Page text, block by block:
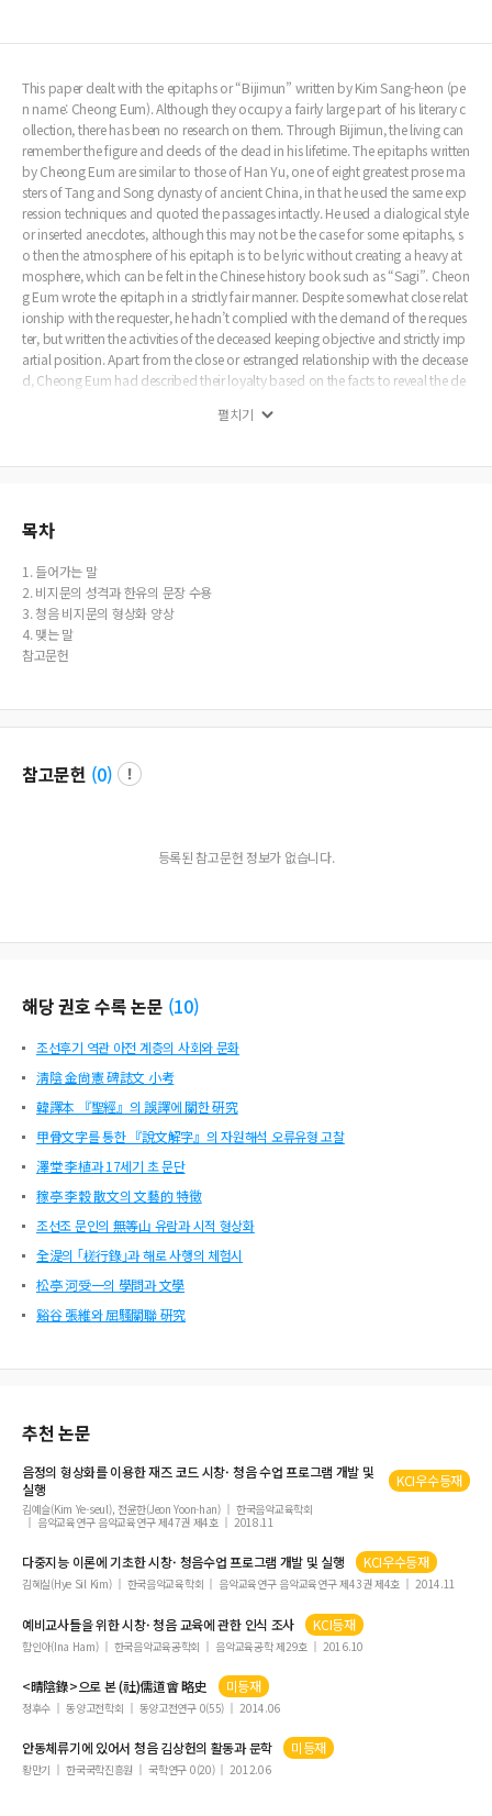
This paper dealt with the epitaphs or “Bijimun” written by Kim Sang-heon (pe
n name: Cheong Eum). Although they occupy a fairly large part of his literary c
ollection, there has been no research on them. Through Bijimun, the living can
remember the figure and deeds of the dead in his lifetime. The epitaphs written
by Cheong Eum are similar to those of Han Yu, one of eight greatest prose ma
sters of Tang and Song dynasty of ancient China, in that he used the same exp
ression techniques and quoted the passages intactly. He used a dialogical style
or inserted anecdotes, although this may not be the case for some epitaphs, s
o then the atmosphere of his epitaph is to be lyric without creating a heavy at
mosphere, which can be felt in the Chinese history book such as “Sagi”. Cheon
g Eum wrote the epitaph in a strictly fair manner. Despite somewhat close relat
ionship with the requester, he hadn’t complied with the demand of the reques
ter, but written the activities of the deceased keeping objective and strictly imp
artial position. Apart from the close or estranged relationship with the decease
d, Cheong Eum had described their loyalty based on the facts to reveal the de
eful and sincere yet euphemistic expressions.
펼치기
목차
1. 들어가는 말
2. 비지문의 성격과 한유의 문장 수용
3. 청음 비지문의 형상화 양상
4. 맺는 말
참고문헌
참고문헌 (0)
등록된 참고문헌 정보가 없습니다.
해당 권호 수록 논문 (10)
조선후기 역관 아전 계층의 사회와 문화
淸陰 金尙憲 碑誌文 小考
韓譯本 『聖經』의 誤譯에 關한 硏究
甲骨文字를 통한 『說文解字』의 자원해석 오류유형 고찰
澤堂 李植과 17세기 초 문단
稼亭 李穀 散文의 文藝的 特徵
조선조 문인의 無等山 유람과 시적 형상화
全湜의 ｢槎行錄｣과 해로 사행의 체험시
松亭 河受一의 學問과 文學
谿谷 張維와 屈騷關聯 硏究
추천 논문
음정의 형상화를 이용한 재즈 코드 시창· 청음수업 프로그램 개발 및
실행
KCI우수등재
김예슬(Kim Ye-seul), 전윤한(Jeon Yoon-han)
한국음악교육학회
음악교육연구 음악교육연구 제47권 제4호
2018.11
다중지능 이론에 기초한 시창· 청음수업 프로그램 개발 및 실행 KCI우수등재
김혜실(Hye Sil Kim) 한국음악교육학회 음악교육연구 음악교육연구 제43권 제4호 2014.11
예비교사들을 위한 시창·청음교육에 관한 인식 조사 KCI등재
함인아(Ina Ham) 한국음악교육공학회 음악교육공학 제29호 2016.10
<晴陰錄>으로 본 (社)儒道會 略史 미등재
정후수 동양고전학회 동양고전연구 0(55) 2014.06
안동체류기에 있어서 청음김상헌의 활동과 문학 미등재
황만기 한국국학진흥원 국학연구 0(20) 2012.06